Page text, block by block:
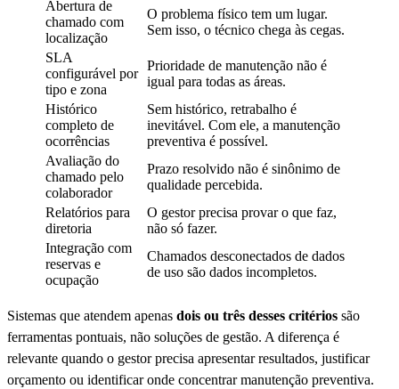
Abertura de
chamado com
localização
O problema físico tem um lugar.
Sem isso, o técnico chega às cegas.
SLA
configurável por
tipo e zona
Prioridade de manutenção não é
igual para todas as áreas.
Histórico
completo de
ocorrências
Sem histórico, retrabalho é
inevitável. Com ele, a manutenção
preventiva é possível.
Avaliação do
chamado pelo
colaborador
Prazo resolvido não é sinônimo de
qualidade percebida.
Relatórios para
diretoria
O gestor precisa provar o que faz,
não só fazer.
Integração com
reservas e
ocupação
Chamados desconectados de dados
de uso são dados incompletos.
Sistemas que atendem apenas dois ou três desses critérios são
ferramentas pontuais, não soluções de gestão. A diferença é
relevante quando o gestor precisa apresentar resultados, justificar
orçamento ou identificar onde concentrar manutenção preventiva.